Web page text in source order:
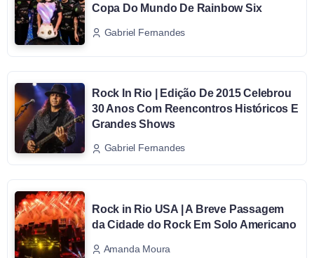
Copa Do Mundo De Rainbow Six
Gabriel Fernandes
Rock In Rio | Edição De 2015 Celebrou
30 Anos Com Reencontros Históricos E
Grandes Shows
Gabriel Fernandes
Rock in Rio USA | A Breve Passagem
da Cidade do Rock Em Solo Americano
Amanda Moura